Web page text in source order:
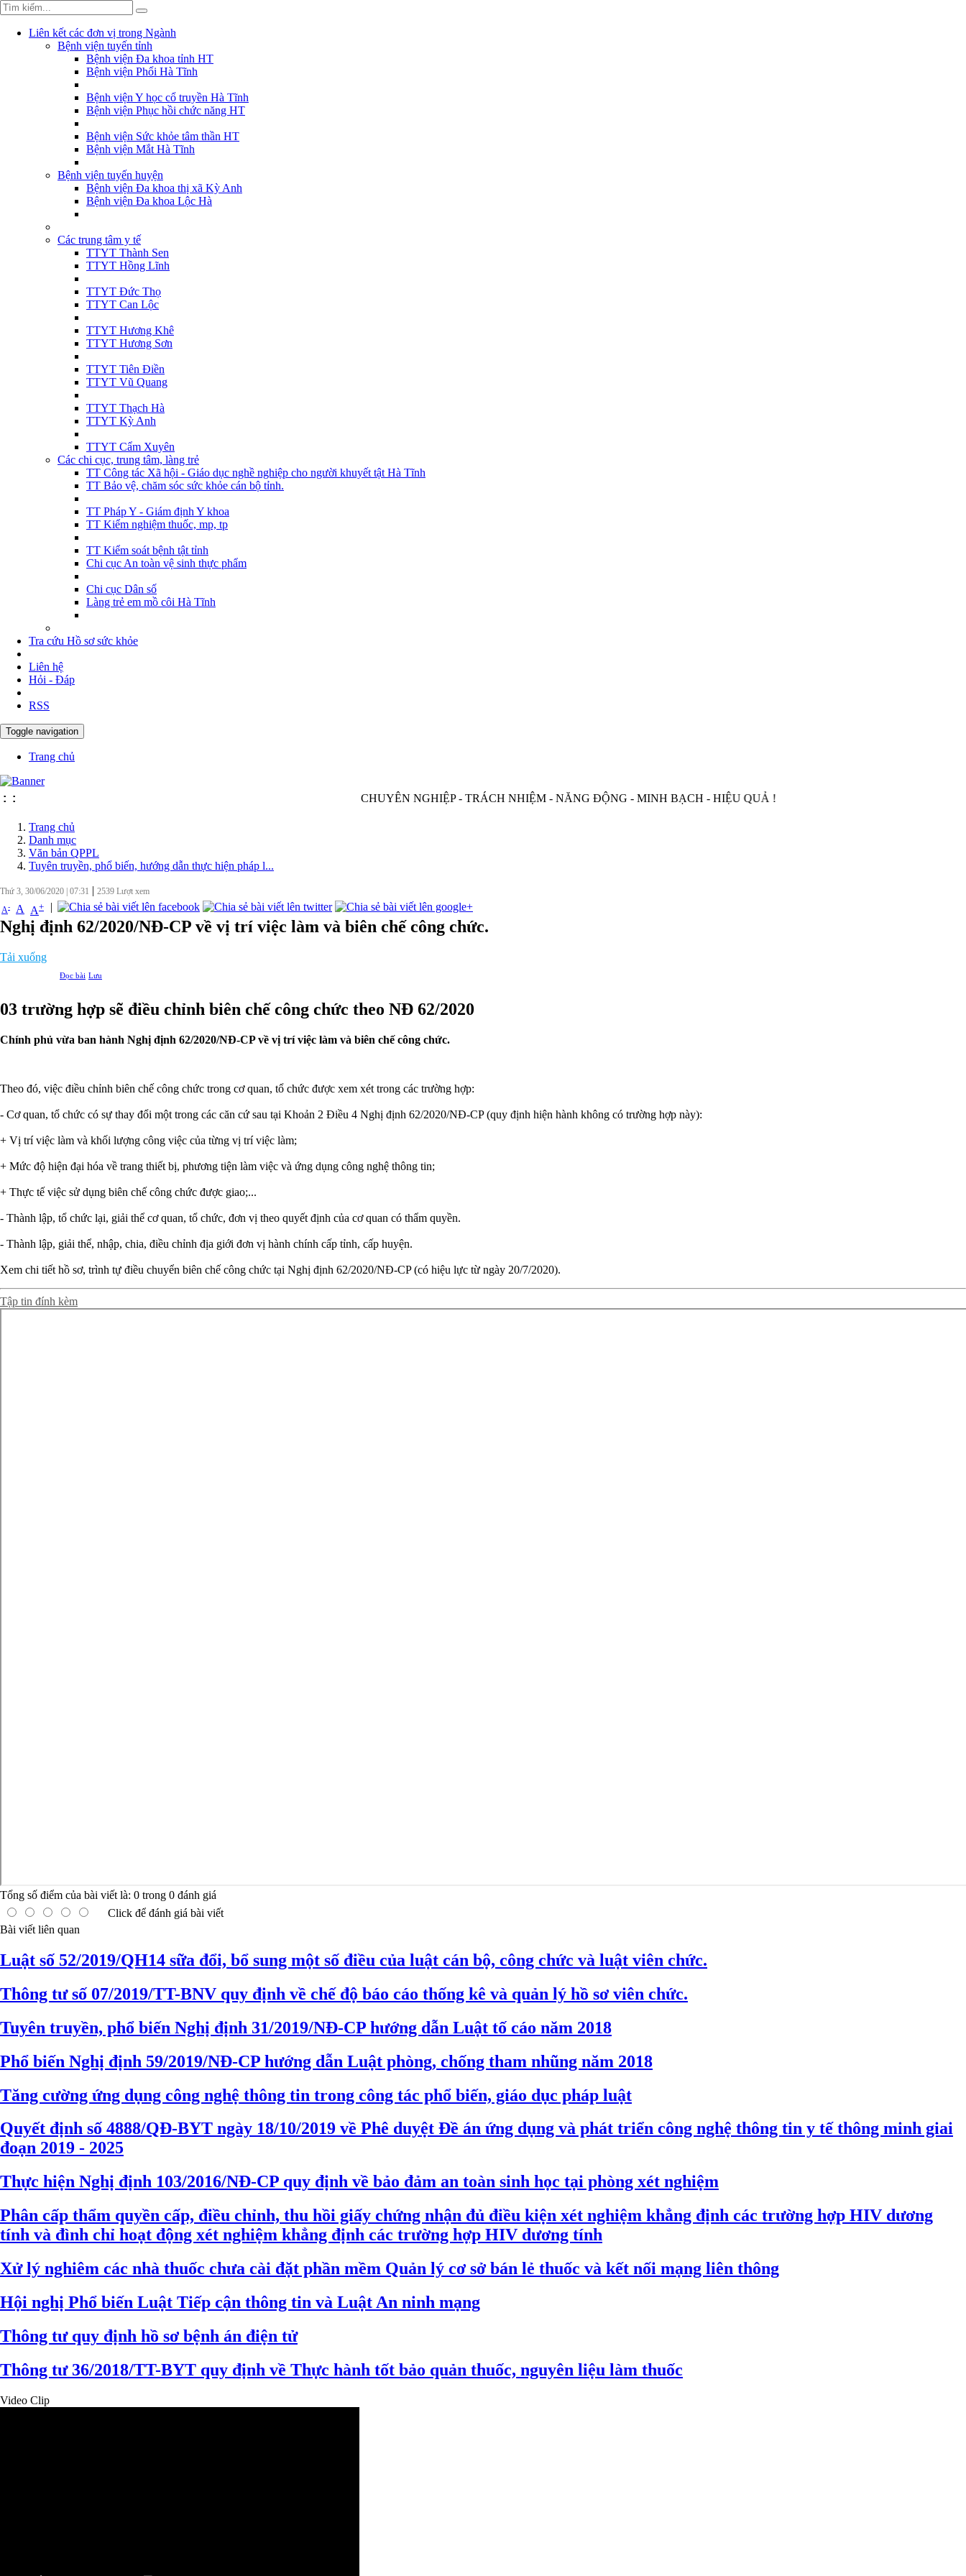
Liên kết các đơn vị trong Ngành
Bệnh viện tuyến tỉnh
Bệnh viện Đa khoa tỉnh HT
Bệnh viện Phổi Hà Tĩnh
Bệnh viện Y học cổ truyền Hà Tĩnh
Bệnh viện Phục hồi chức năng HT
Bệnh viện Sức khỏe tâm thần HT
Bệnh viện Mắt Hà Tĩnh
Bệnh viện tuyến huyện
Bệnh viện Đa khoa thị xã Kỳ Anh
Bệnh viện Đa khoa Lộc Hà
Các trung tâm y tế
TTYT Thành Sen
TTYT Hồng Lĩnh
TTYT Đức Thọ
TTYT Can Lộc
TTYT Hương Khê
TTYT Hương Sơn
TTYT Tiên Điền
TTYT Vũ Quang
TTYT Thạch Hà
TTYT Kỳ Anh
TTYT Cẩm Xuyên
Các chi cục, trung tâm, làng trẻ
TT Công tác Xã hội - Giáo dục nghề nghiệp cho người khuyết tật Hà Tĩnh
TT Bảo vệ, chăm sóc sức khỏe cán bộ tỉnh.
TT Pháp Y - Giám định Y khoa
TT Kiểm nghiệm thuốc, mp, tp
TT Kiểm soát bệnh tật tỉnh
Chi cục An toàn vệ sinh thực phẩm
Chi cục Dân số
Làng trẻ em mồ côi Hà Tĩnh
Tra cứu Hồ sơ sức khỏe
Liên hệ
Hỏi - Đáp
RSS
Toggle navigation
Trang chủ
: : CHUYÊN NGHIỆP - TRÁCH NHIỆM - NĂNG ĐỘNG - MINH BẠCH - HIỆU QUẢ !
Trang chủ
Danh mục
Văn bản QPPL
Tuyên truyền, phổ biến, hướng dẫn thực hiện pháp l...
Thứ 3, 30/06/2020 07:31 | 2539 Lượt xem
A- A A+ |
Nghị định 62/2020/NĐ-CP về vị trí việc làm và biên chế công chức.
Tải xuống
Đọc bài Lưu
03 trường hợp sẽ điều chỉnh biên chế công chức theo NĐ 62/2020
Chính phủ vừa ban hành Nghị định 62/2020/NĐ-CP về vị trí việc làm và biên chế công chức.
Theo đó, việc điều chỉnh biên chế công chức trong cơ quan, tổ chức được xem xét trong các trường hợp:
- Cơ quan, tổ chức có sự thay đổi một trong các căn cứ sau tại Khoản 2 Điều 4 Nghị định 62/2020/NĐ-CP (quy định hiện hành không có trường hợp này):
+ Vị trí việc làm và khối lượng công việc của từng vị trí việc làm;
+ Mức độ hiện đại hóa về trang thiết bị, phương tiện làm việc và ứng dụng công nghệ thông tin;
+ Thực tế việc sử dụng biên chế công chức được giao;...
- Thành lập, tổ chức lại, giải thể cơ quan, tổ chức, đơn vị theo quyết định của cơ quan có thẩm quyền.
- Thành lập, giải thể, nhập, chia, điều chỉnh địa giới đơn vị hành chính cấp tỉnh, cấp huyện.
Xem chi tiết hồ sơ, trình tự điều chuyển biên chế công chức tại Nghị định 62/2020/NĐ-CP (có hiệu lực từ ngày 20/7/2020).
Tập tin đính kèm
Tổng số điểm của bài viết là: 0 trong 0 đánh giá
Click để đánh giá bài viết
Bài viết liên quan
Luật số 52/2019/QH14 sữa đổi, bổ sung một số điều của luật cán bộ, công chức và luật viên chức.
Thông tư số 07/2019/TT-BNV quy định về chế độ báo cáo thống kê và quản lý hồ sơ viên chức.
Tuyên truyền, phổ biến Nghị định 31/2019/NĐ-CP hướng dẫn Luật tố cáo năm 2018
Phổ biến Nghị định 59/2019/NĐ-CP hướng dẫn Luật phòng, chống tham nhũng năm 2018
Tăng cường ứng dụng công nghệ thông tin trong công tác phổ biến, giáo dục pháp luật
Quyết định số 4888/QĐ-BYT ngày 18/10/2019 về Phê duyệt Đề án ứng dụng và phát triển công nghệ thông tin y tế thông minh giai
đoạn 2019 - 2025
Thực hiện Nghị định 103/2016/NĐ-CP quy định về bảo đảm an toàn sinh học tại phòng xét nghiệm
Phân cấp thẩm quyền cấp, điều chỉnh, thu hồi giấy chứng nhận đủ điều kiện xét nghiệm khẳng định các trường hợp HIV dương
tính và đình chỉ hoạt động xét nghiệm khẳng định các trường hợp HIV dương tính
Xử lý nghiêm các nhà thuốc chưa cài đặt phần mềm Quản lý cơ sở bán lẻ thuốc và kết nối mạng liên thông
Hội nghị Phổ biến Luật Tiếp cận thông tin và Luật An ninh mạng
Thông tư quy định hồ sơ bệnh án điện tử
Thông tư 36/2018/TT-BYT quy định về Thực hành tốt bảo quản thuốc, nguyên liệu làm thuốc
Video Clip